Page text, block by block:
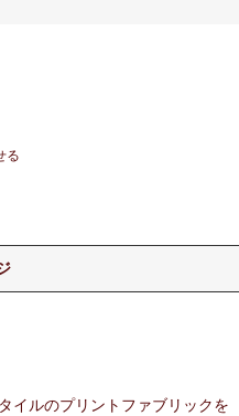
る
イルのプリントファブリックを